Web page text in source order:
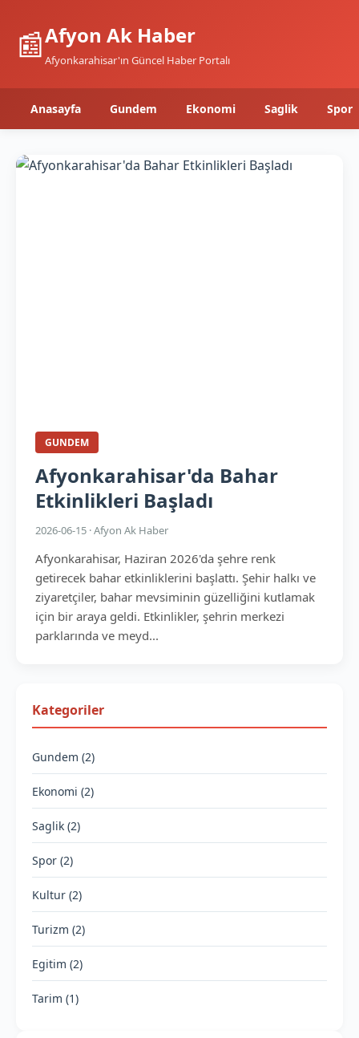
📰Afyon Ak Haber
Afyonkarahisar'ın Güncel Haber Portalı
Anasayfa Gundem Ekonomi Saglik Spor
GUNDEM
Afyonkarahisar'da Bahar
Etkinlikleri Başladı
2026-06-15 · Afyon Ak Haber
Afyonkarahisar, Haziran 2026'da şehre renk
getirecek bahar etkinliklerini başlattı. Şehir halkı ve
ziyaretçiler, bahar mevsiminin güzelliğini kutlamak
için bir araya geldi. Etkinlikler, şehrin merkezi
parklarında ve meyd...
Kategoriler
Gundem (2)
Ekonomi (2)
Saglik (2)
Spor (2)
Kultur (2)
Turizm (2)
Egitim (2)
Tarim (1)